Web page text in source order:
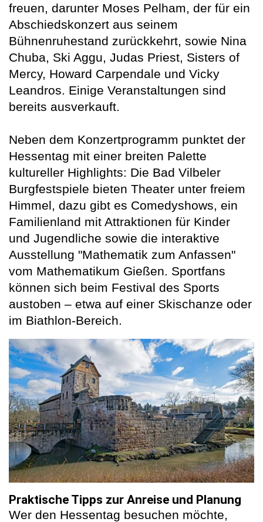
freuen, darunter Moses Pelham, der für ein
Abschiedskonzert aus seinem
Bühnenruhestand zurückkehrt, sowie Nina
Chuba, Ski Aggu, Judas Priest, Sisters of
Mercy, Howard Carpendale und Vicky
Leandros. Einige Veranstaltungen sind
bereits ausverkauft.
Neben dem Konzertprogramm punktet der
Hessentag mit einer breiten Palette
kultureller Highlights: Die Bad Vilbeler
Burgfestspiele bieten Theater unter freiem
Himmel, dazu gibt es Comedyshows, ein
Familienland mit Attraktionen für Kinder
und Jugendliche sowie die interaktive
Ausstellung "Mathematik zum Anfassen"
vom Mathematikum Gießen. Sportfans
können sich beim Festival des Sports
austoben – etwa auf einer Skischanze oder
im Biathlon-Bereich.
Praktische Tipps zur Anreise und Planung
Wer den Hessentag besuchen möchte,